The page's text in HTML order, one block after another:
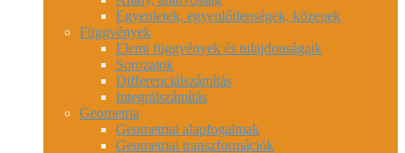
Egyenletek, egyenlőtlenségek, közepek
Függvények
Elemi függvények és tulajdonságaik
Sorozatok
Differenciálszámítás
Integrálszámítás
Geometria
Geometriai alapfogalmak
Geometriai transzformációk